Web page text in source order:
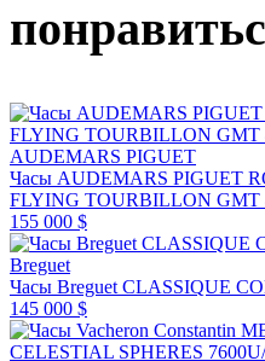
AUDEMARS PIGUET
Часы AUDEMARS PIGUET
FLYING TOURBILLON GMT
155 000 $
Breguet
Часы Breguet CLASSIQUE
145 000 $